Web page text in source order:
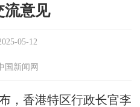
流意见
05-12
国新闻网
香港特区行政长官李